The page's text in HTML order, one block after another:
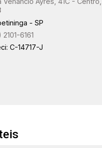
- SP
2101-6161
C-14717-J